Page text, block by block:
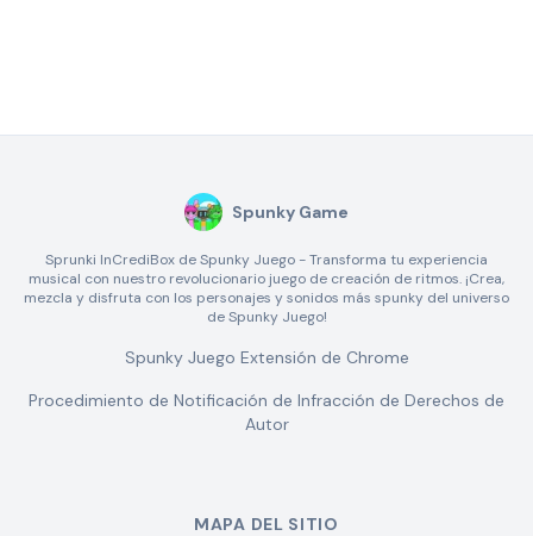
Spunky Game
Sprunki InCrediBox de Spunky Juego - Transforma tu experiencia
musical con nuestro revolucionario juego de creación de ritmos. ¡Crea,
mezcla y disfruta con los personajes y sonidos más spunky del universo
de Spunky Juego!
Spunky Juego Extensión de Chrome
Procedimiento de Notificación de Infracción de Derechos de
Autor
MAPA DEL SITIO